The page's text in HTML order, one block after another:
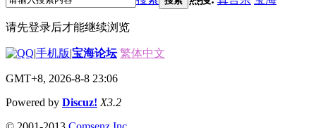
请先登录后才能继续浏览
|手机版|宝海论坛 繁体中文
GMT+8, 2026-8-8 23:06
Powered by Discuz! X3.2